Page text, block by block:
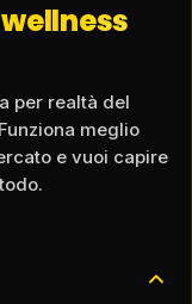
per realtà del
meglio
e vuoi capire